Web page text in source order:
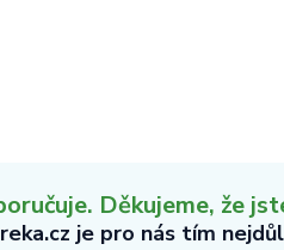
Děkujeme, že
je pro nás tím